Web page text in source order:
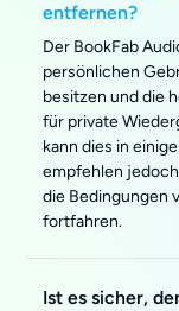
entfernen?
Der BookFab
persönlichen
besitzen und die
für private
kann dies in
empfehlen
die Bedingungen
fortfahren.
Ist es sicher,